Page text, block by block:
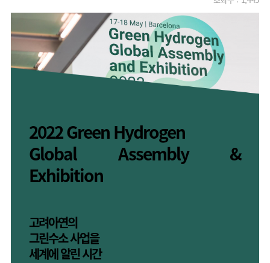
2022 Green Hydrogen
Global Assembly &
Exhibition
고려아연의
그린수소 사업을
세계에 알린 시간